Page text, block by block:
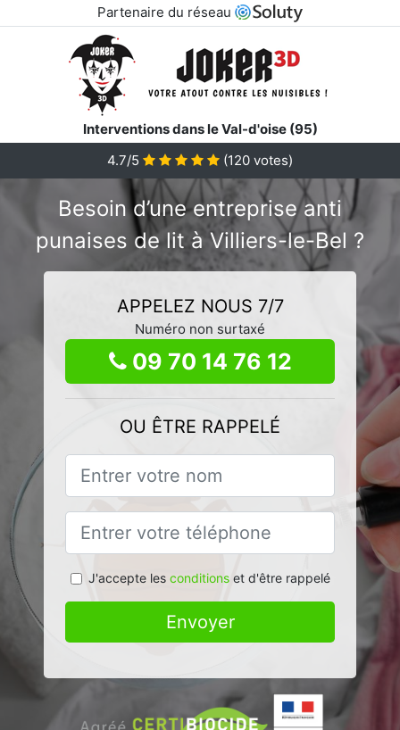
Partenaire du réseau
Interventions dans le Val-d'oise (95)
4.7/5
(120 votes)
Besoin d’une entreprise anti
punaises de lit à Villiers-le-Bel ?
APPELEZ NOUS 7/7
Numéro non surtaxé
09 70 14 76 12
OU ÊTRE RAPPELÉ
J'accepte les conditionset d'être rappelé
Envoyer